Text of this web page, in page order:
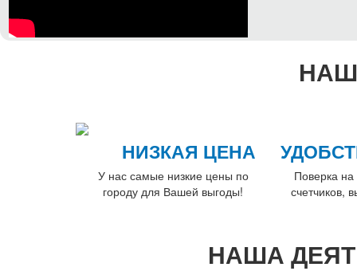
НИЗКАЯ ЦЕНА
У нас самые низкие цены по
городу для Вашей выгоды!
Поверка
счетчиков,
НАША